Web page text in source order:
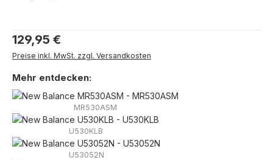
Regulärer Preis:
129,95 €
Preise inkl. MwSt. zzgl. Versandkosten
Mehr entdecken:
MR530ASM
U530KLB
U53052N